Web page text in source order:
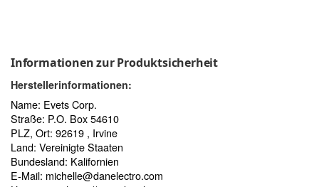
Informationen zur Produktsicherheit
Herstellerinformationen:
Name: Evets Corp.
Straße: P.O. Box 54610
PLZ, Ort: 92619 , Irvine
Land: Vereinigte Staaten
Bundesland: Kalifornien
E-Mail: michelle@danelectro.com